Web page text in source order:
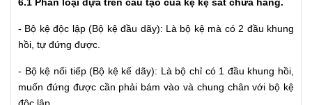
6.1 Phân loại dựa trên cấu tạo của kệ kệ sắt chứa hàng.
- Bộ kệ độc lập (Bộ kệ đầu dãy): Là bộ kệ mà có 2 đầu khung
hồi, tự đứng được.
- Bộ kệ nối tiếp (Bộ kệ kế dãy): Là bộ chỉ có 1 đầu khung hồi,
muốn đứng được cần phải bám vào và chung chân với bộ kệ